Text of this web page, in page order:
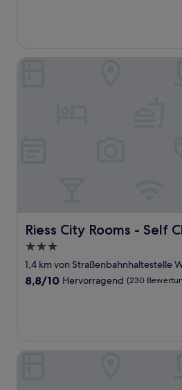
Riess City Rooms - Self
Riess City Rooms - Self Check-
3.0-
Sterne-
Unterkunft
1,4 km von Straßenbahnhaltestelle
8.8
8,8/10 Hervorragend (230